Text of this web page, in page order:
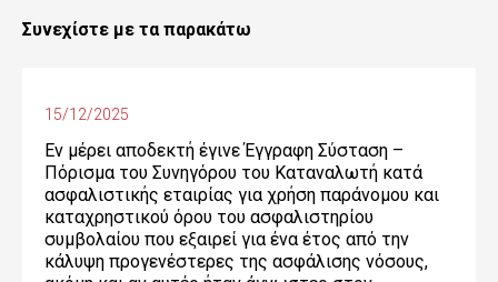
Συνεχίστε με τα παρακάτω
15/12/2025
Εν μέρει αποδεκτή έγινε Έγγραφη Σύσταση –
Πόρισμα του Συνηγόρου του Καταναλωτή κατά
ασφαλιστικής εταιρίας για χρήση παράνομου και
καταχρηστικού όρου του ασφαλιστηρίου
συμβολαίου που εξαιρεί για ένα έτος από την
κάλυψη προγενέστερες της ασφάλισης νόσους,